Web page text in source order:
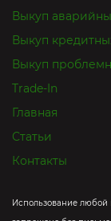
Выкуп
Выкуп
Выкуп
Trade-In
Главная
Статьи
Контакты
Использование